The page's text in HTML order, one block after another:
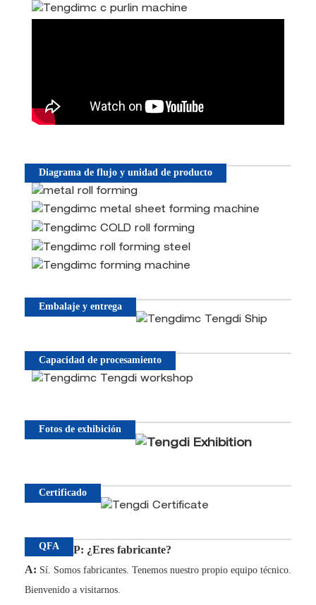
Diagrama de flujo y unidad de producto
Embalaje y entrega
Capacidad de procesamiento
Fotos de exhibición
Certificado
QFA
P: ¿Eres fabricante?
A: Sí. Somos fabricantes. Tenemos nuestro propio equipo técnico.
Bienvenido a visitarnos.